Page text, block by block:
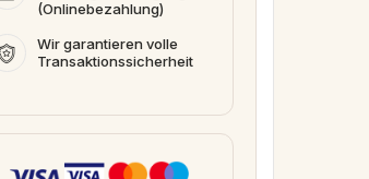
(Onlinebezahlung)
Wir garantieren volle
Transaktionssicherheit